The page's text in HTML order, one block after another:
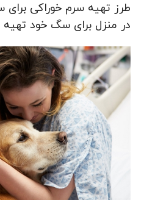
طرز تهیه سرم خوراکی
در منزل برای سگ خود تهیه